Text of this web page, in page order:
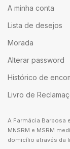
A minha conta
Lista de desejos
Morada
Alterar password
Histórico de
Livro de
A Farmácia Barbosa
MNSRM e MSRM
domicílio através da